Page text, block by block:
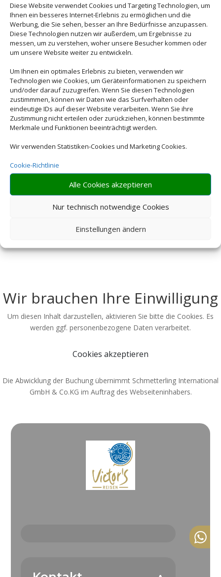
Diese Website verwendet Cookies und Targeting Technologien, um
Ihnen ein besseres Internet-Erlebnis zu ermöglichen und die
Werbung, die Sie sehen, besser an Ihre Bedürfnisse anzupassen.
Diese Technologien nutzen wir außerdem, um Ergebnisse zu
messen, um zu verstehen, woher unsere Besucher kommen oder
um unsere Website weiter zu entwickeln.
Um Ihnen ein optimales Erlebnis zu bieten, verwenden wir
Technologien wie Cookies, um Geräteinformationen zu speichern
und/oder darauf zuzugreifen. Wenn Sie diesen Technologien
zustimmmen, können wir Daten wie das Surfverhalten oder
eindeutige IDs auf dieser Website verarbeiten. Wenn Sie ihre
Zustimmung nicht erteilen oder zurückziehen, können bestimmte
Merkmale und Funktionen beeinträchtigt werden.
Wir verwenden Statistiken-Cookies und Marketing Cookies.
Cookie-Richtlinie
Alle Cookies akzeptieren
Nur technisch notwendige Cookies
Einstellungen ändern
Wir brauchen Ihre Einwilligung
Um diesen Inhalt darzustellen, aktivieren Sie bitte die Cookies. Es
werden ggf. personenbezogene Daten verarbeitet.
Cookies akzeptieren
Die Abwicklung der Buchung übernimmt Schmetterling International
GmbH & Co.KG im Auftrag des Webseiteninhabers.